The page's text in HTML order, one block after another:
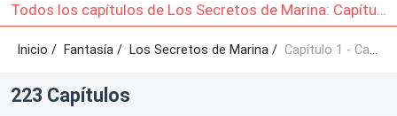
Todos los capítulos de Los Secretos de Marina: Capítulo 1 - Capítulo 10
Inicio / Fantasía/Los Secretos de Marina / Capítulo 1 - Capítulo 10
223 Capítulos